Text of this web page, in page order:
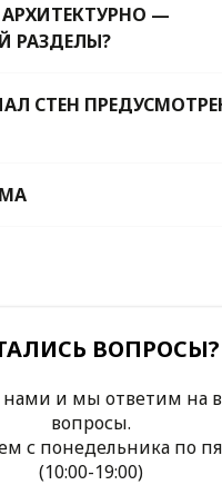
—
РАЗДЕЛЫ?
СТЕН
ВОПРОСЫ?
нами и мы ответим на
вопросы.
с понедельника по
(10:00-19:00)